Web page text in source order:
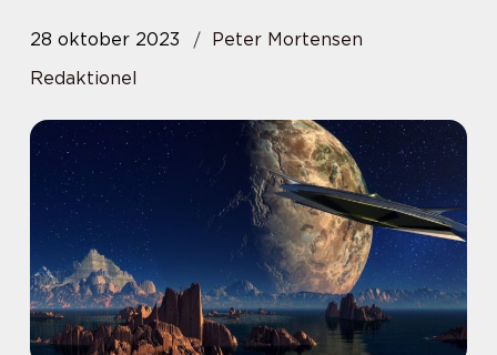
28 oktober 2023
Peter Mortensen
Redaktionel